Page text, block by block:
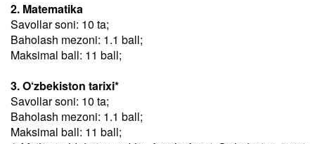
2. Matematika
Savollar soni: 10 ta;
Baholash mezoni: 1.1 ball;
Maksimal ball: 11 ball;
3. O‘zbekiston tarixi*
Savollar soni: 10 ta;
Baholash mezoni: 1.1 ball;
Maksimal ball: 11 ball;